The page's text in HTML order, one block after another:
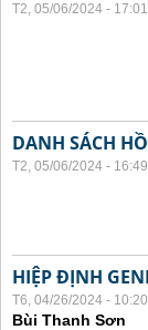
T2, 05/06/2024 - 17:01
BẢN
DANH SÁCH
T2, 05/06/2024 - 16:49
HIỆP ĐỊNH
T6, 04/26/2024 - 10:20
Bùi Thanh Sơn